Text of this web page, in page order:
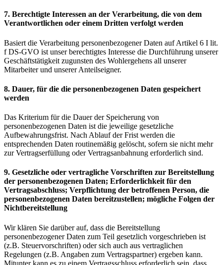
7. Berechtigte Interessen an der Verarbeitung, die von dem
Verantwortlichen oder einem Dritten verfolgt werden
Basiert die Verarbeitung personenbezogener Daten auf Artikel 6 I lit.
f DS-GVO ist unser berechtigtes Interesse die Durchführung unserer
Geschäftstätigkeit zugunsten des Wohlergehens all unserer
Mitarbeiter und unserer Anteilseigner.
8. Dauer, für die die personenbezogenen Daten gespeichert
werden
Das Kriterium für die Dauer der Speicherung von
personenbezogenen Daten ist die jeweilige gesetzliche
Aufbewahrungsfrist. Nach Ablauf der Frist werden die
entsprechenden Daten routinemäßig gelöscht, sofern sie nicht mehr
zur Vertragserfüllung oder Vertragsanbahnung erforderlich sind.
9. Gesetzliche oder vertragliche Vorschriften zur Bereitstellung
der personenbezogenen Daten; Erforderlichkeit für den
Vertragsabschluss; Verpflichtung der betroffenen Person, die
personenbezogenen Daten bereitzustellen; mögliche Folgen der
Nichtbereitstellung
Wir klären Sie darüber auf, dass die Bereitstellung
personenbezogener Daten zum Teil gesetzlich vorgeschrieben ist
(z.B. Steuervorschriften) oder sich auch aus vertraglichen
Regelungen (z.B. Angaben zum Vertragspartner) ergeben kann.
Mitunter kann es zu einem Vertragsschluss erforderlich sein, dass